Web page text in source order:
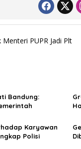
PUPR Jadi Plt
Bandung:
Karyawan
Polisi